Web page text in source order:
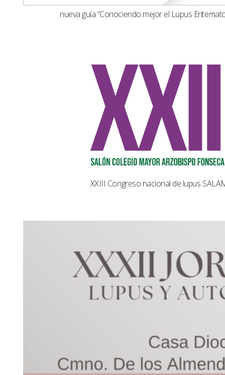
nueva guía “Conociendo mejor el Lupus
XXIII Congreso nacional de lupus